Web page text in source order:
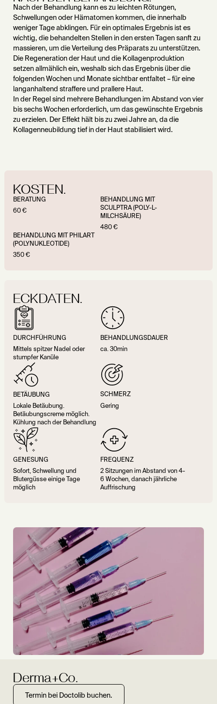
Nach der Behandlung kann es zu leichten Rötungen,
Schwellungen oder Hämatomen kommen, die innerhalb
weniger Tage abklingen. Für ein optimales Ergebnis ist es
wichtig, die behandelten Stellen in den ersten Tagen sanft zu
massieren, um die Verteilung des Präparats zu unterstützen.
Die Regeneration der Haut und die Kollagenproduktion
setzen allmählich ein, weshalb sich das Ergebnis über die
folgenden Wochen und Monate sichtbar entfaltet – für eine
langanhaltend straffere und prallere Haut.
In der Regel sind mehrere Behandlungen im Abstand von vier
bis sechs Wochen erforderlich, um das gewünschte Ergebnis
zu erzielen. Der Effekt hält bis zu zwei Jahre an, da die
Kollagenneubildung tief in der Haut stabilisiert wird.
KOSTEN.
BERATUNG
60 €
BEHANDLUNG MIT
SCULPTRA (POLY-L-
MILCHSÄURE)
480 €
BEHANDLUNG MIT PHILART
(POLYNUKLEOTIDE)
350 €
ECKDATEN.
DURCHFÜHRUNG
Mittels spitzer Nadel oder
stumpfer Kanüle
BEHANDLUNGSDAUER
ca. 30min
BETÄUBUNG
Lokale Betäubung.
Betäubungscreme möglich.
Kühlung nach der Behandlung
SCHMERZ
Gering
GENESUNG
Sofort, Schwellung und
Blutergüsse einige Tage
möglich
FREQUENZ
2 Sitzungen im Abstand von 4-
6 Wochen, danach jährliche
Auffrischung
Derma+Co.
Termin bei Doctolib buchen.